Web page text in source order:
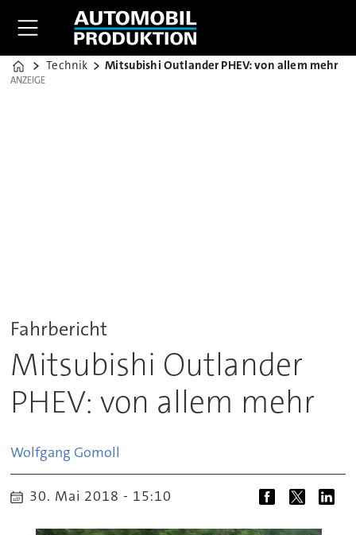
Home
Technik Mitsubishi Outlander PHEV: von allem mehr
ANZEIGE
ANZEIGE
Fahrbericht
Mitsubishi Outlander
PHEV: von allem mehr
Wolfgang Gomoll
30. Mai 2018 - 15:10